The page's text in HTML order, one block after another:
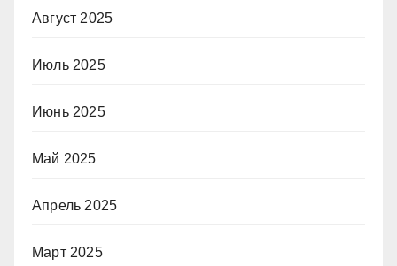
Август 2025
Июль 2025
Июнь 2025
Май 2025
Апрель 2025
Март 2025